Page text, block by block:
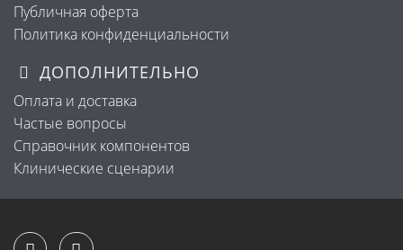
Публичная оферта
Политика конфиденциальности
ДОПОЛНИТЕЛЬНО
Оплата и доставка
Частые вопросы
Справочник компонентов
Клинические сценарии